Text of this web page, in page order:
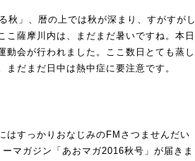
秋」、暦の上では秋が深まり、すがすが
こ薩摩川内は、まだまだ暑いですね。本
動会が行われました。ここ数日とても蒸
まだまだ日中は熱中症に要注意です。
はすっかりおなじみのFMさつませんだい
マガジン「あおマガ2016秋号」が届き